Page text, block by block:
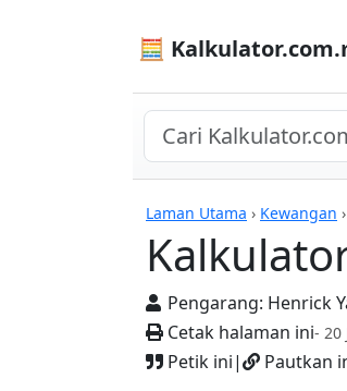
🧮
Laman Utama › Kewangan ›
Pengarang: Henrick
Cetak halaman ini- 20
Petik ini| Pautkan
Kalkulator